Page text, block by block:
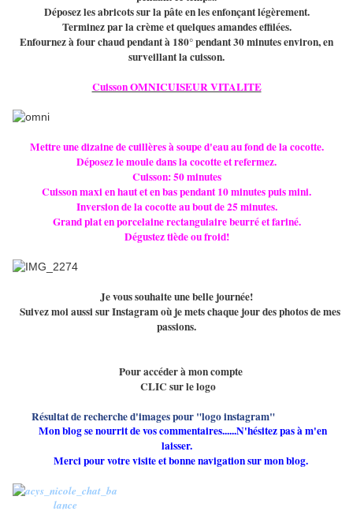
Déposez les abricots sur la pâte en les enfonçant légèrement.
Terminez par la crème et quelques amandes effilées.
Enfournez à four chaud pendant à 180° pendant 30 minutes environ, en
surveillant la cuisson.
Cuisson OMNICUISEUR VITALITE
Mettre une dizaine de cuillères à soupe d'eau au fond de la cocotte.
Déposez le moule dans la cocotte et refermez.
Cuisson: 50 minutes
Cuisson maxi en haut et en bas pendant 10 minutes puis mini.
Inversion de la cocotte au bout de 25 minutes.
Grand plat en porcelaine rectangulaire beurré et fariné.
Dégustez tiède ou froid!
Je vous souhaite une belle journée!
Suivez moi aussi sur Instagram où je mets chaque jour des photos de mes
passions.
Pour accéder à mon compte
CLIC sur le logo
Mon blog se nourrit de vos commentaires......N'hésitez pas à m'en
laisser.
Merci pour votre visite et bonne navigation sur mon blog.